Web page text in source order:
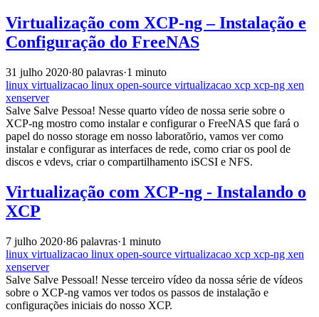
Virtualização com XCP-ng – Instalação e
Configuração do FreeNAS
31 julho 2020·80 palavras·1 minuto
linux virtualizacao linux open-source virtualizacao xcp xcp-ng xen
xenserver
Salve Salve Pessoa! Nesse quarto vídeo de nossa serie sobre o
XCP-ng mostro como instalar e configurar o FreeNAS que fará o
papel do nosso storage em nosso laboratõrio, vamos ver como
instalar e configurar as interfaces de rede, como criar os pool de
discos e vdevs, criar o compartilhamento iSCSI e NFS.
Virtualização com XCP-ng - Instalando o
XCP
7 julho 2020·86 palavras·1 minuto
linux virtualizacao linux open-source virtualizacao xcp xcp-ng xen
xenserver
Salve Salve Pessoal! Nesse terceiro vídeo da nossa série de vídeos
sobre o XCP-ng vamos ver todos os passos de instalação e
configurações iniciais do nosso XCP.